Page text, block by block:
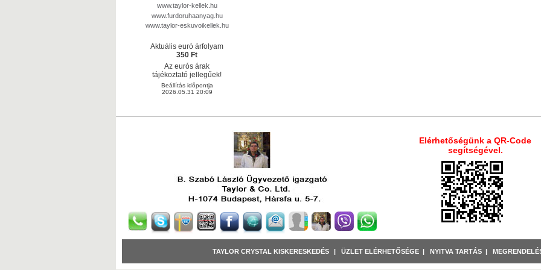
www.taylor-kellek.hu
www.furdoruhaanyag.hu
www.taylor-eskuvoikellek.hu
Aktuális euró árfolyam
350 Ft
Az eurós árak
tájékoztató jellegűek!
Beállítás időpontja
2026.05.31 20:09
Elérhetőségünk a QR-Code
segítségével.
TAYLOR CRYSTAL KISKERESKEDÉS ÜZLET ELÉRHETŐSÉGE NYITVA TARTÁS